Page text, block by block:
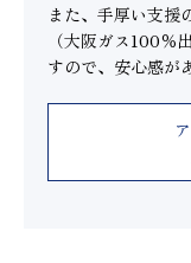
また、手厚い支援
（大阪ガス100％
すので、安心感が